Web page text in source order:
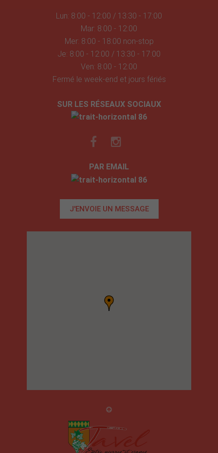
Lun: 8:00 - 12:00 / 13:30 - 17:00
Mar: 8:00 - 12:00
Mer: 8:00 - 18:00 non-stop
Je: 8:00 - 12:00 / 13:30 - 17:00
Ven: 8:00 - 12:00
Fermé le week-end et jours fériés
SUR LES RÉSEAUX SOCIAUX
PAR EMAIL
J'ENVOIE UN MESSAGE